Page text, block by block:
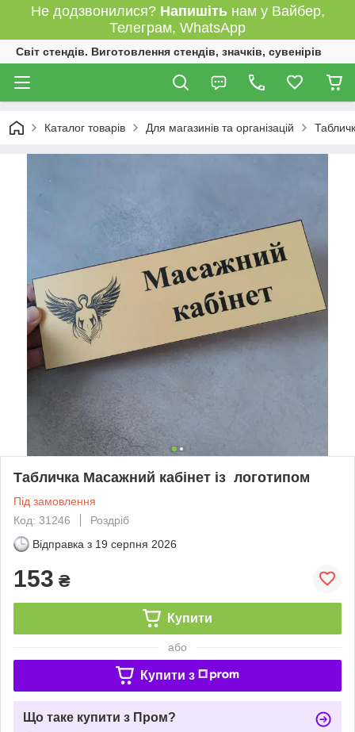
Не додзвонилися? Напишітьнам у Вайбер,
Телеграм, WhatsApp
Світ стендів. Виготовлення стендів, значків, сувенірів
Каталог товарів Для магазинів та організацій
Табличка Масажний кабінет із логотипом
Під замовлення
Код: 31246
Роздріб
Відправка з 19 серпня 2026
153 ₴
Купити
або
Купити з
Що таке купити з Пром?